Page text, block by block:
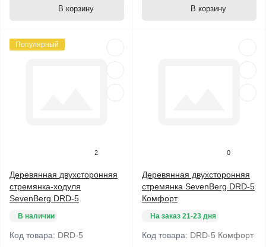
В корзину В корзину
Популярный
2
Деревянная двухсторонняя
стремянка-ходуля
SevenBerg DRD-5
В наличии
Код товара: DRD-5
0
Деревянная двухсторонняя
стремянка SevenBerg DRD-5
Комфорт
На заказ 21-23 дня
Код товара: DRD-5 Комфорт